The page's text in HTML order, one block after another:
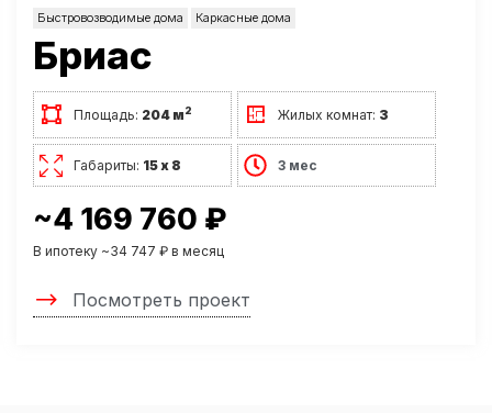
Быстровозводимые дома Каркасные дома
Бриас
Площадь: 204 м2 Жилых комнат: 3
Габариты: 15 х 8 3 мес
~4 169 760 ₽
В ипотеку ~34 747 ₽ в месяц
Посмотреть проект